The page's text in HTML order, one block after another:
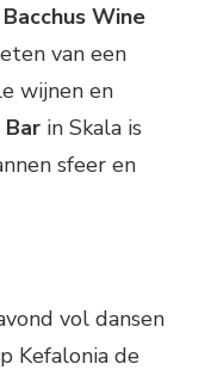
Bacchus Wine
van een
wijnen en
Bar in Skala is
sfeer en
vol dansen
Kefalonia de